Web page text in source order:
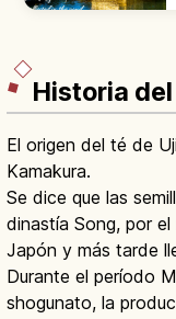
Historia
El origen del té de
Kamakura.
Se dice que las
dinastía Song, por el
Japón y más tarde
Durante el período
shogunato, la